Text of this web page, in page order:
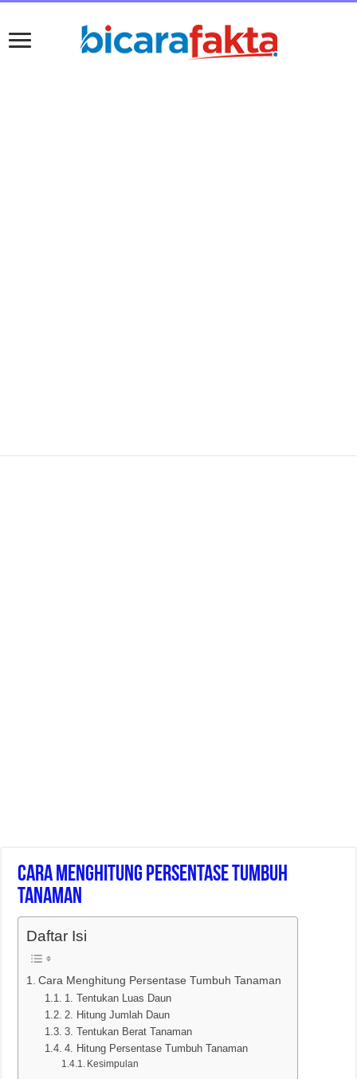
Cara Menghitung Persentase Tumbuh
Tanaman
Daftar Isi
Cara Menghitung Persentase Tumbuh Tanaman
1. Tentukan Luas Daun
2. Hitung Jumlah Daun
3. Tentukan Berat Tanaman
4. Hitung Persentase Tumbuh Tanaman
Kesimpulan